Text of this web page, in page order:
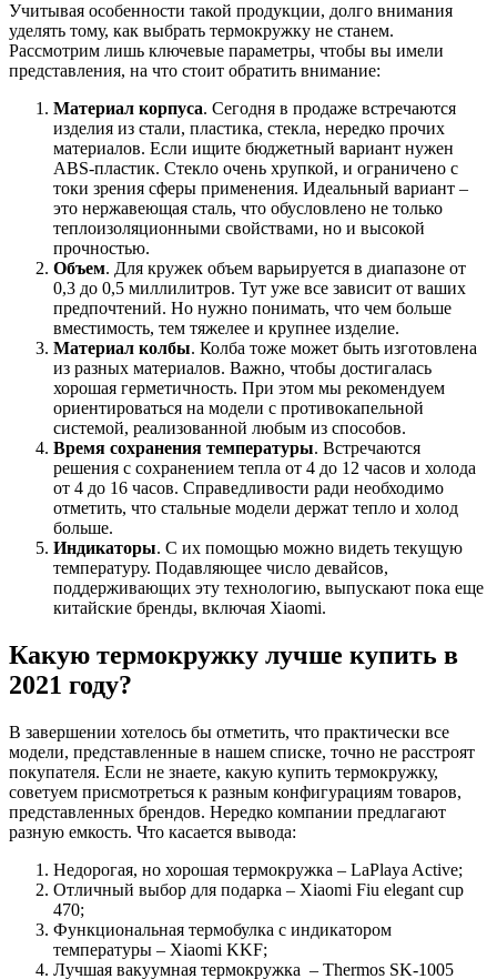
Учитывая особенности такой продукции, долго внимания
уделять тому, как выбрать термокружку не станем.
Рассмотрим лишь ключевые параметры, чтобы вы имели
представления, на что стоит обратить внимание:
Материал корпуса. Сегодня в продаже встречаются
изделия из стали, пластика, стекла, нередко прочих
материалов. Если ищите бюджетный вариант нужен
ABS-пластик. Стекло очень хрупкой, и ограничено с
токи зрения сферы применения. Идеальный вариант –
это нержавеющая сталь, что обусловлено не только
теплоизоляционными свойствами, но и высокой
прочностью.
Объем. Для кружек объем варьируется в диапазоне от
0,3 до 0,5 миллилитров. Тут уже все зависит от ваших
предпочтений. Но нужно понимать, что чем больше
вместимость, тем тяжелее и крупнее изделие.
Материал колбы. Колба тоже может быть изготовлена
из разных материалов. Важно, чтобы достигалась
хорошая герметичность. При этом мы рекомендуем
ориентироваться на модели с противокапельной
системой, реализованной любым из способов.
Время сохранения температуры. Встречаются
решения с сохранением тепла от 4 до 12 часов и холода
от 4 до 16 часов. Справедливости ради необходимо
отметить, что стальные модели держат тепло и холод
больше.
Индикаторы. С их помощью можно видеть текущую
температуру. Подавляющее число девайсов,
поддерживающих эту технологию, выпускают пока еще
китайские бренды, включая Xiaomi.
Какую термокружку лучше купить в
2021 году?
В завершении хотелось бы отметить, что практически все
модели, представленные в нашем списке, точно не расстроят
покупателя. Если не знаете, какую купить термокружку,
советуем присмотреться к разным конфигурациям товаров,
представленных брендов. Нередко компании предлагают
разную емкость. Что касается вывода:
Недорогая, но хорошая термокружка – LaPlaya Active;
Отличный выбор для подарка – Xiaomi Fiu elegant cup
470;
Функциональная термобулка с индикатором
температуры – Xiaomi KKF;
Лучшая вакуумная термокружка – Thermos SK-1005